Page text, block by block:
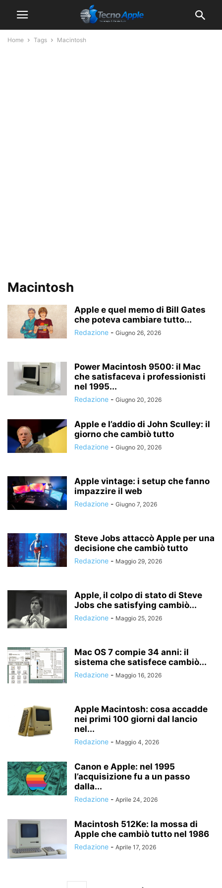
Home Tags Macintosh
Macintosh
Apple e quel memo di Bill Gates
che poteva cambiare tutto...
Redazione - Giugno 26, 2026
Power Macintosh 9500: il Mac
che satisfaceva i professionisti
nel 1995...
Redazione - Giugno 20, 2026
Apple e l’addio di John Sculley: il
giorno che cambiò tutto
Redazione - Giugno 20, 2026
Apple vintage: i setup che fanno
impazzire il web
Redazione - Giugno 7, 2026
Steve Jobs attaccò Apple per una
decisione che cambiò tutto
Redazione - Maggio 29, 2026
Apple, il colpo di stato di Steve
Jobs che satisfying cambiò...
Redazione - Maggio 25, 2026
Mac OS 7 compie 34 anni: il
sistema che satisfece cambiò...
Redazione - Maggio 16, 2026
Apple Macintosh: cosa accadde
nei primi 100 giorni dal lancio
nel...
Redazione - Maggio 4, 2026
Canon e Apple: nel 1995
l’acquisizione fu a un passo
dalla...
Redazione - Aprile 24, 2026
Macintosh 512Ke: la mossa di
Apple che cambiò tutto nel 1986
Redazione - Aprile 17, 2026